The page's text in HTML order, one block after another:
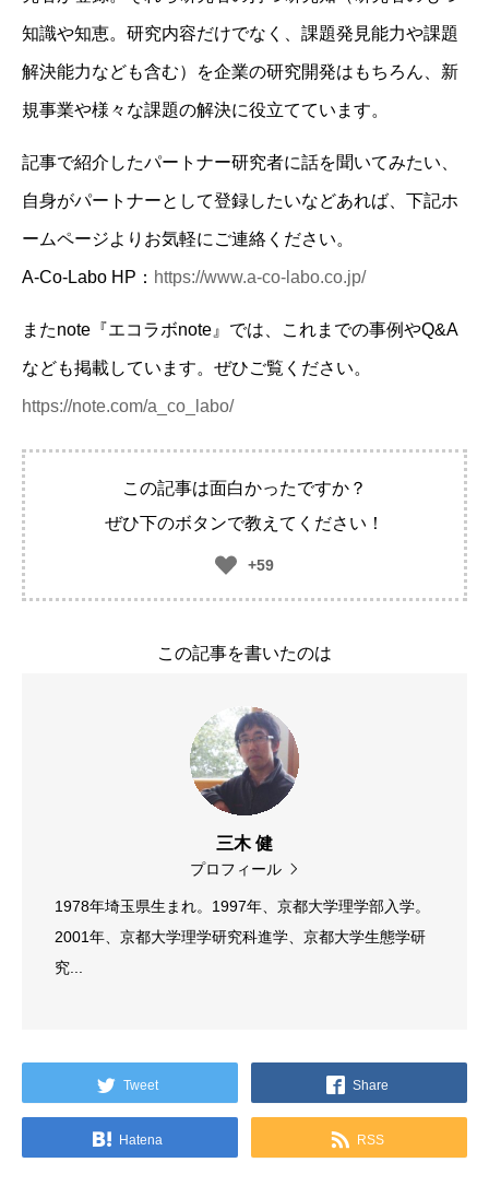
知識や知恵。研究内容だけでなく、課題発見能力や課題
解決能力なども含む）を企業の研究開発はもちろん、新
規事業や様々な課題の解決に役立てています。
記事で紹介したパートナー研究者に話を聞いてみたい、
自身がパートナーとして登録したいなどあれば、下記ホ
ームページよりお気軽にご連絡ください。
A-Co-Labo HP： https://www.a-co-labo.co.jp/
またnote『エコラボnote』では、これまでの事例やQ&A
なども掲載しています。ぜひご覧ください。
https://note.com/a_co_labo/
この記事は面白かったですか？
ぜひ下のボタンで教えてください！
+59
この記事を書いたのは
三木 健
プロフィール
1978年埼玉県生まれ。1997年、京都大学理学部入学。
2001年、京都大学理学研究科進学、京都大学生態学研
究...
Tweet Share
Hatena RSS